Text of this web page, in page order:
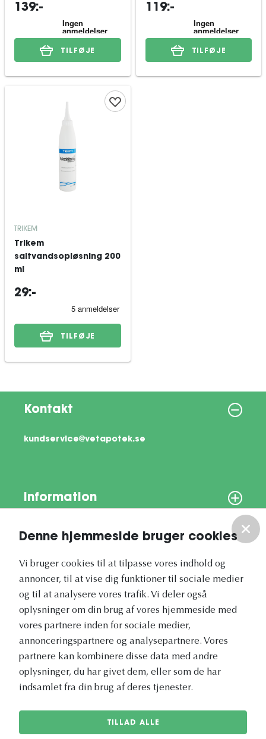
Denne hjemmeside bruger cookies
Vi bruger cookies til at tilpasse vores indhold og
annoncer, til at vise dig funktioner til sociale medier
og til at analysere vores trafik. Vi deler også
oplysninger om din brug af vores hjemmeside med
vores partnere inden for sociale medier,
annonceringspartnere og analysepartnere. Vores
partnere kan kombinere disse data med andre
oplysninger, du har givet dem, eller som de har
indsamlet fra din brug af deres tjenester.
TILLAD ALLE
139:-
TILFØJE
119:-
TILFØJE
TRIKEM
Trikem
saltvandsopløsning 200
ml
29:-
TILFØJE
Kontakt
kundservice@vetapotek.se
Information
Om os
Vores nyhedsbrev
Vetapotek.dk er en del af
Evidensia
Dyresundhedspleje